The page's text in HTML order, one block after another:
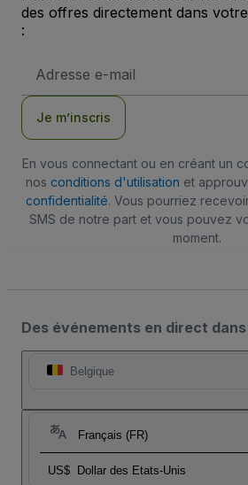
des offres directement dans
:
e-
Je m’inscris
En vous connectant ou en créant un
nos conditions d'utilisation et
confidentialité. Vous pourriez
SMS de notre part et vous pouvez
moment.
Des événements en direct
Belgique
Français (FR)
US$ Dollar des Etats-Unis